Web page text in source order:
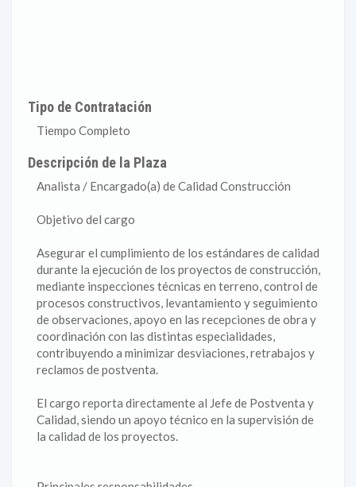
Tipo de Contratación
Tiempo Completo
Descripción de la Plaza
Analista / Encargado(a) de Calidad Construcción
Objetivo del cargo
Asegurar el cumplimiento de los estándares de calidad
durante la ejecución de los proyectos de construcción,
mediante inspecciones técnicas en terreno, control de
procesos constructivos, levantamiento y seguimiento
de observaciones, apoyo en las recepciones de obra y
coordinación con las distintas especialidades,
contribuyendo a minimizar desviaciones, retrabajos y
reclamos de postventa.
El cargo reporta directamente al Jefe de Postventa y
Calidad, siendo un apoyo técnico en la supervisión de
la calidad de los proyectos.